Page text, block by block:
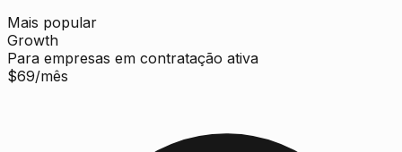
Mais popular
Growth
Para empresas em contratação ativa
$69/mês